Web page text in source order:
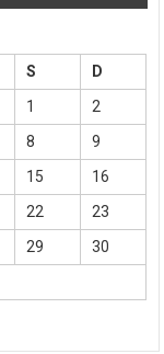
S
D
1
2
8
9
15
16
22
23
29
30